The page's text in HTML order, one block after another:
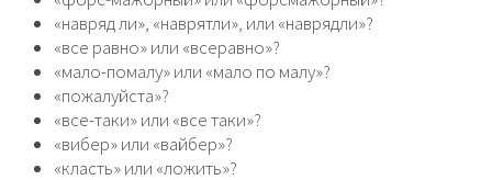
«навряд ли», «наврятли», или «наврядли»?
«все равно» или «всеравно»?
«мало-помалу» или «мало по малу»?
«пожалуйста»?
«все-таки» или «все таки»?
«вибер» или «вайбер»?
«класть» или «ложить»?